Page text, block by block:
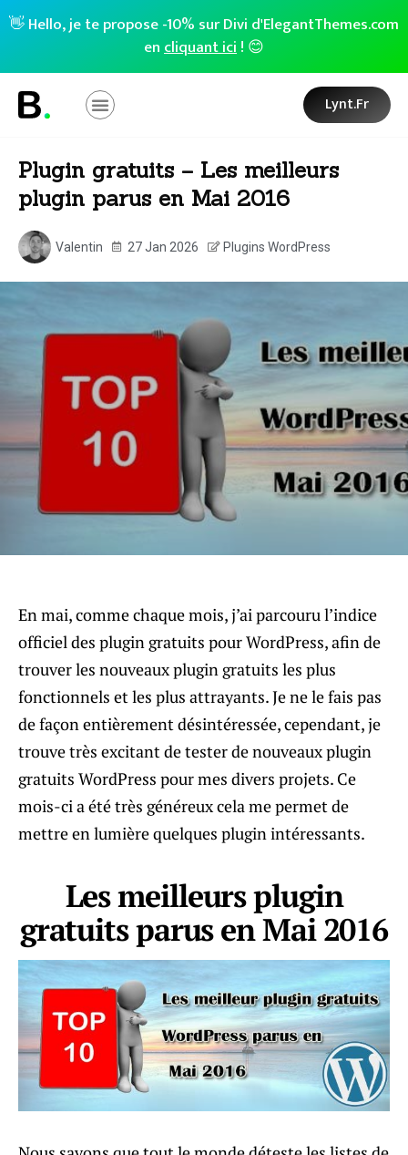
👋 Hello, je te propose -10% sur Divi d'ElegantThemes.com
encliquant ici! 😊
Lynt.fr
Plugin gratuits – Les meilleurs
plugin parus en Mai 2016
Valentin 27 Jan 2026 Plugins WordPress
En mai, comme chaque mois, j’ai parcouru l’indice
officiel des plugin gratuits pour WordPress, afin de
trouver les nouveaux plugin gratuits les plus
fonctionnels et les plus attrayants. Je ne le fais pas
de façon entièrement désintéressée, cependant, je
trouve très excitant de tester de nouveaux plugin
gratuits WordPress pour mes divers projets. Ce
mois-ci a été très généreux cela me permet de
mettre en lumière quelques plugin intéressants.
Les meilleurs plugin
gratuits parus en Mai 2016